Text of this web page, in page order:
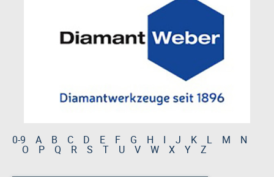
0-9 A B C D E F G H I J K L M N
O P Q R S T U V W X Y Z